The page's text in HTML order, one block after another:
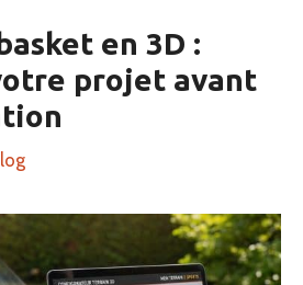
en 3D :
projet avant